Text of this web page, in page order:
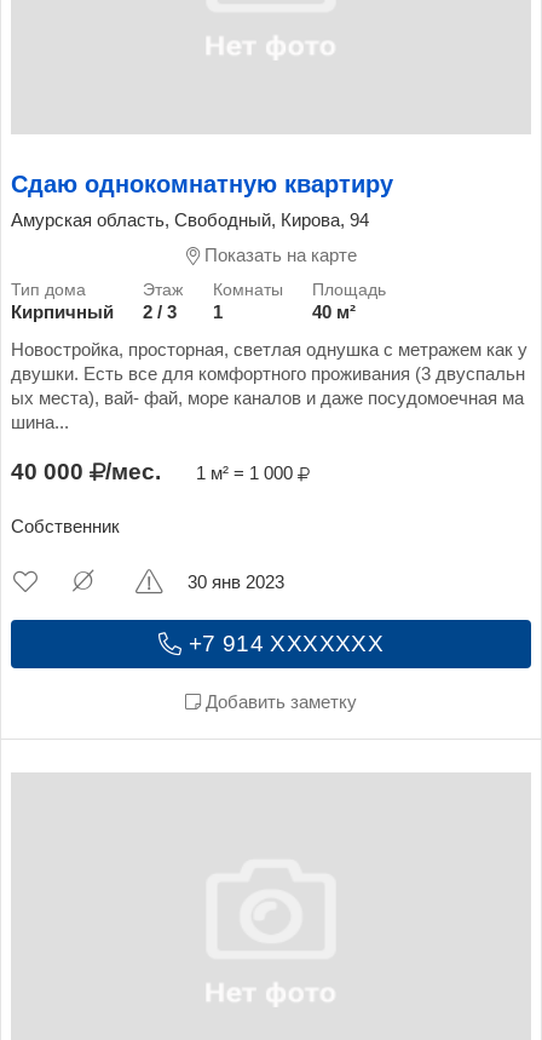
Сдаю однокомнатную квартиру
Амурская область, Свободный, Кирова, 94
Показать на карте
Кирпичный 2 / 3 1
40 м²
Новостройка, просторная, светлая однушка с метражем как у
двушки. Есть все для комфортного проживания (3 двуспальн
ых места), вай- фай, море каналов и даже посудомоечная ма
шина...
40 000 /мес. 1 м² = 1 000
Собственник
+7 914 XXXXXXX
Добавить заметку
30 янв 2023